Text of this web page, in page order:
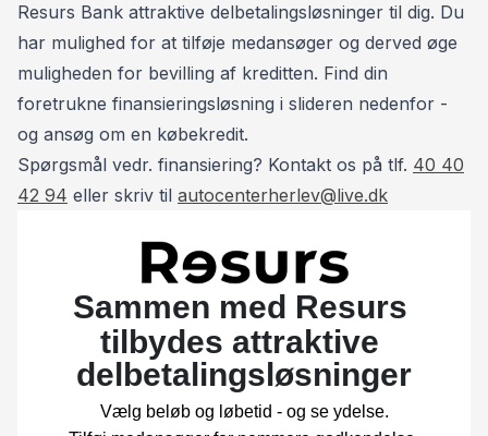
Resurs Bank attraktive delbetalingsløsninger til dig. Du
har mulighed for at tilføje medansøger og derved øge
muligheden for bevilling af kreditten. Find din
foretrukne finansieringsløsning i slideren nedenfor -
og ansøg om en købekredit.
Spørgsmål vedr. finansiering? Kontakt os på tlf. 40 40
42 94 eller skriv til autocenterherlev@live.dk